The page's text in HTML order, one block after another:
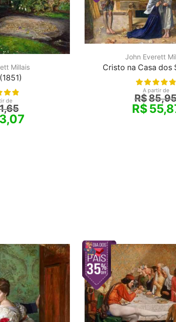
Millais
de
John Everett
Cristo na Casa dos
A partir de
R$
R$